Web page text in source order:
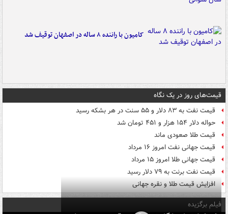
کامیون با راننده ۸ ساله در اصفهان توقیف شد
قیمت‌های روز در یک نگاه
قیمت نفت به ۸۳ دلار و ۵۵ سنت در هر بشکه رسید
حواله دلار ۱۵۴ هزار و ۴۵۱ تومان شد
قیمت طلا صعودی ماند
قیمت جهانی نفت امروز ۱۶ مرداد
قیمت جهانی طلا امروز ۱۵ مرداد
قیمت نفت برنت به ۷۹ دلار رسید
افزایش قیمت طلا و نقره جهانی
فیلم برگزیده